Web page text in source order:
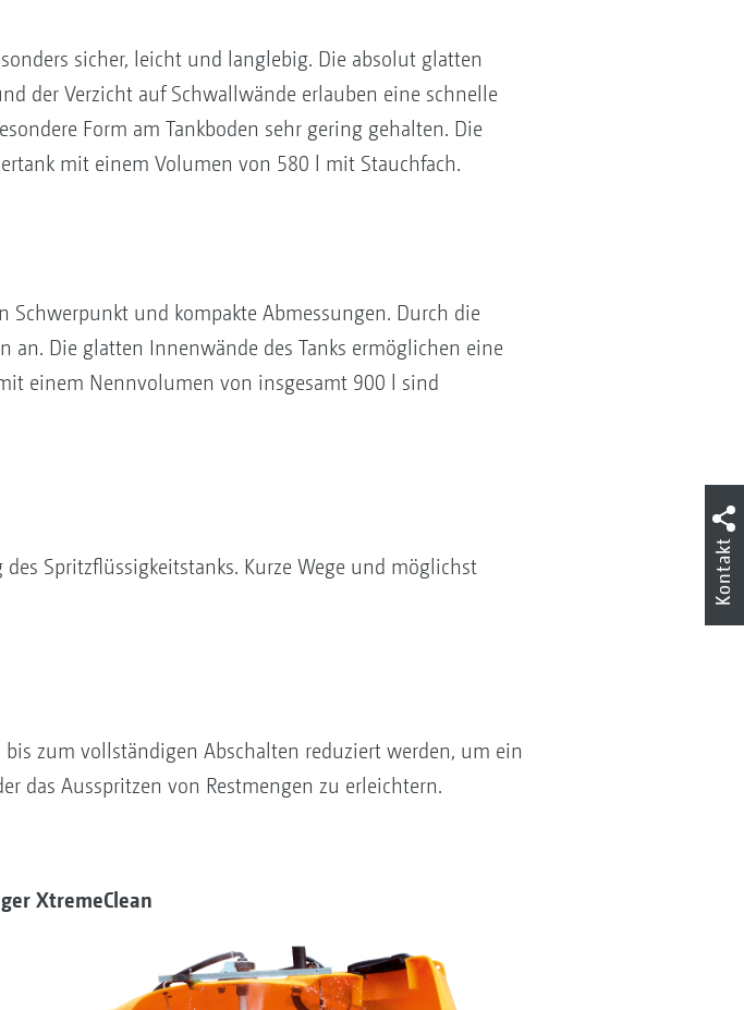
sicher, leicht und langlebig. Die absolut glatten
der Verzicht auf Schwallwände erlauben eine schnelle
Form am Tankboden sehr gering gehalten. Die
mit einem Volumen von 580 l mit Stauchfach.
Schwerpunkt und kompakte Abmessungen. Durch die
Die glatten Innenwände des Tanks ermöglichen eine
einem Nennvolumen von insgesamt 900 l sind
Spritzflüssigkeitstanks. Kurze Wege und möglichst
zum vollständigen Abschalten reduziert werden, um ein
das Ausspritzen von Restmengen zu erleichtern.
XtremeClean
Kontakt